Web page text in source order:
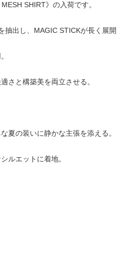
SHIRT》の入荷です。
出し、MAGIC STICKが長く展
さと構築美を両立させる。
夏の装いに静かな主張を添える。
ルエットに着地。